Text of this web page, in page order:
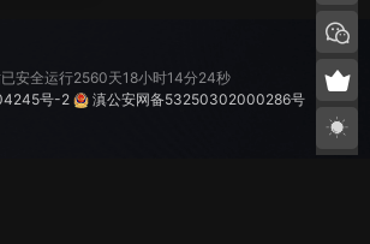
安全运行2560天18小时14分24秒
号-2
滇公安网备53250302000286号